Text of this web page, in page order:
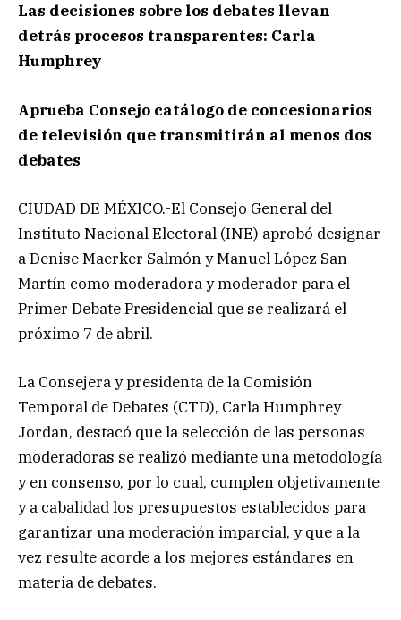
Las decisiones sobre los debates llevan
detrás procesos transparentes: Carla
Humphrey
Aprueba Consejo catálogo de concesionarios
de televisión que transmitirán al menos dos
debates
CIUDAD DE MÉXICO.-El Consejo General del
Instituto Nacional Electoral (INE) aprobó designar
a Denise Maerker Salmón y Manuel López San
Martín como moderadora y moderador para el
Primer Debate Presidencial que se realizará el
próximo 7 de abril.
La Consejera y presidenta de la Comisión
Temporal de Debates (CTD), Carla Humphrey
Jordan, destacó que la selección de las personas
moderadoras se realizó mediante una metodología
y en consenso, por lo cual, cumplen objetivamente
y a cabalidad los presupuestos establecidos para
garantizar una moderación imparcial, y que a la
vez resulte acorde a los mejores estándares en
materia de debates.